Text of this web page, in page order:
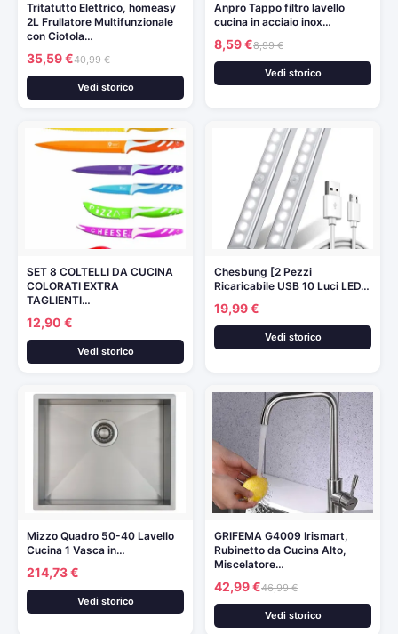
Tritatutto Elettrico, homeasy
2L Frullatore Multifunzionale
con Ciotola…
35,59 €40,99 €
Vedi storico
Anpro Tappo filtro lavello
cucina in acciaio inox…
8,59 €8,99 €
Vedi storico
SET 8 COLTELLI DA CUCINA
COLORATI EXTRA
TAGLIENTI…
12,90 €
Vedi storico
Chesbung [2 Pezzi
Ricaricabile USB 10 Luci LED…
19,99 €
Vedi storico
Mizzo Quadro 50-40 Lavello
Cucina 1 Vasca in…
214,73 €
Vedi storico
GRIFEMA G4009 Irismart,
Rubinetto da Cucina Alto,
Miscelatore…
42,99 €46,99 €
Vedi storico